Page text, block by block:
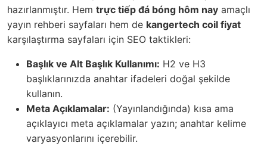
hazırlanmıştır. Hem trực tiếp đá bóng hôm nay amaçlı
yayın rehberi sayfaları hem de kangertech coil fiyat
karşılaştırma sayfaları için SEO taktikleri:
Başlık ve Alt Başlık Kullanımı: H2 ve H3
başlıklarınızda anahtar ifadeleri doğal şekilde
kullanın.
Meta Açıklamalar: (Yayınlandığında) kısa ama
açıklayıcı meta açıklamalar yazın; anahtar kelime
varyasyonlarını içerebilir.